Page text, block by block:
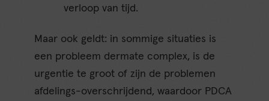
verloop van tijd.
Maar ook geldt: in sommige situaties is
een probleem dermate complex, is de
urgentie te groot of zijn de problemen
afdelings-overschrijdend, waardoor PDCA